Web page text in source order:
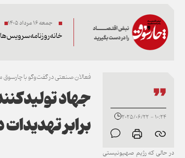
جمعه ۱۶ مرداد ۱۴۰۵
خانهروزنامهسرویس‌ها
10:24 - 2025/06/22
در حالی که رژیم صهیونیستی
فعالان صنعتی در گفت‌وگو با چارسوق
جهاد
برابر